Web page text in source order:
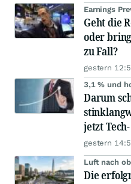
Earnings
Geht die
oder
zu Fall?
gestern
3,1 % und
Darum
jetzt
gestern
Luft nach
Die